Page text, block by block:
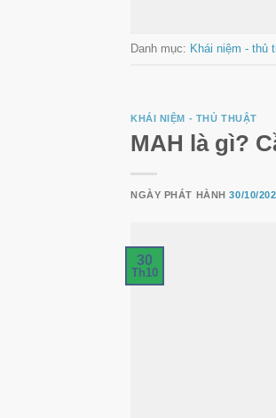
Danh mục: Khái niệm - thủ
KHÁI NIỆM - THỦ THUẬT
MAH là gì?
NGÀY PHÁT HÀNH30/10/
30
Th10